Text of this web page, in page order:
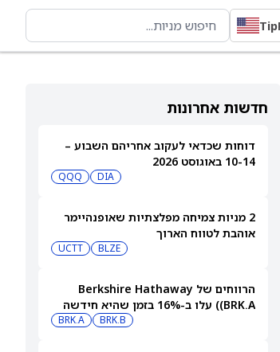
חדשות אחרונות
דוחות שכדאי לעקוב אחריהם השבוע –
10-14 באוגוסט 2026
DIA
QQQ
2 מניות צמיחה מפלצתיות שאופנהיימר
אוהבת לטווח הארוך
BLZE
UCTT
הרווחים של Berkshire Hathaway
(BRK.A) עלו ב-16% בזמן שהיא חידשה
רכישות עצמיות בהיקף של 4.5 מיליארדBRK.B
BRK.A